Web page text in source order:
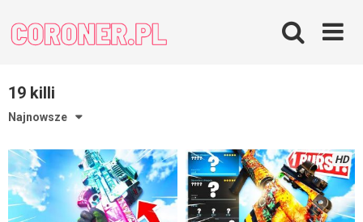
content
19 killi
Najnowsze
HD